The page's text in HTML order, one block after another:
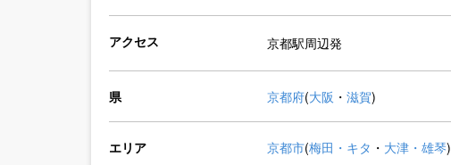
アクセス 京都駅周辺発
県 京都府(大阪 ・ 滋賀)
エリア 京都市(梅田・キタ ・ 大津・雄琴)